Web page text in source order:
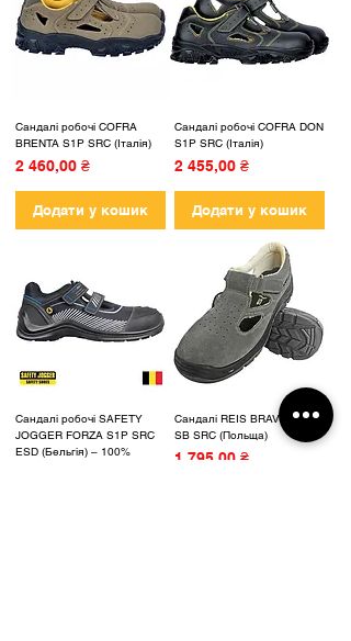
Сандалі робочі COFRA
BRENTA S1P SRC (Італія)
Ціна
2 460,00 ₴
Додати у кошик
Сандалі робочі COFRA DON
S1P SRC (Італія)
Ціна
2 455,00 ₴
Додати у кошик
Сандалі робочі SAFETY
JOGGER FORZA S1P SRC
ESD (Бельгія) – 100%
Сандалі REIS BRAVEL-S1
SB SRC (Польща)
Ціна
1 795,00 ₴